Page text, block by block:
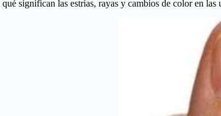
significan las estrías, rayas y cambios de color en las